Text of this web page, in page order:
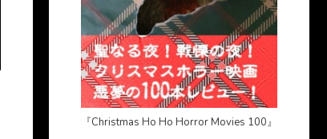
『Christmas Ho Ho Horror Movies 100』